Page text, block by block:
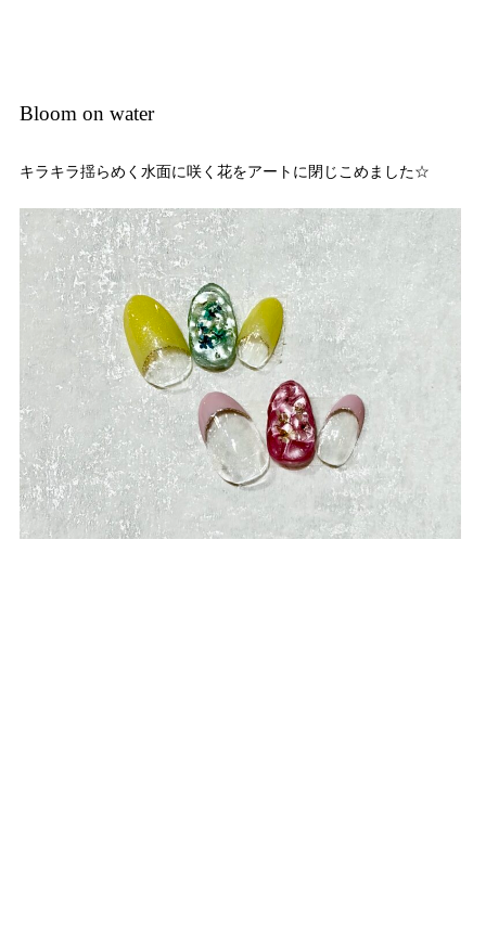
Bloom on water
キラキラ揺らめく水面に咲く花をアートに閉じこめました☆